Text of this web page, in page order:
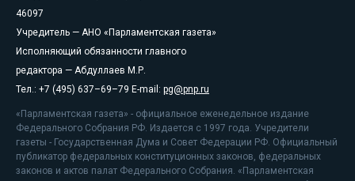
46097
Учредитель — АНО «Парламентская газета»
Исполняющий обязанности главного
редактора — Абдуллаев М.Р.
Тел.: +7 (495) 637–69–79 E-mail: pg@pnp.ru
«Парламентская газета» - официальное еженедельное издание
Федерального Собрания РФ. Издается с 1997 года. Учредители
газеты - Государственная Дума и Совет Федерации РФ. Официальный
публикатор федеральных конституционных законов, федеральных
законов и актов палат Федерального Собрания. «Парламентская